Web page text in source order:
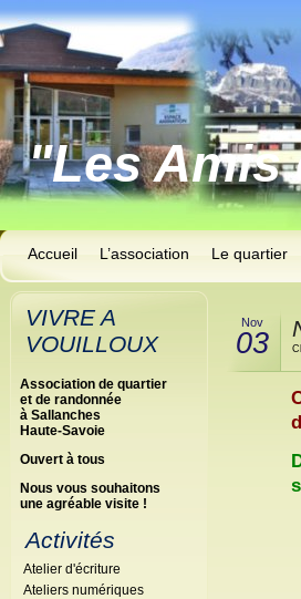
"Les Amis
Accueil L’association Le quartier
VIVRE A
VOUILLOUX
Association de quartier
et de randonnée
à Sallanches
Haute-Savoie
Ouvert à tous
Nous vous souhaitons
une agréable visite !
Activités
Atelier d'écriture
Ateliers numériques
Nov
03